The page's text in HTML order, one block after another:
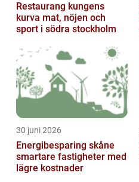
Restaurang kungens
kurva mat, nöjen och
sport i södra stockholm
30 juni 2026
Energibesparing skåne
smartare fastigheter med
lägre kostnader